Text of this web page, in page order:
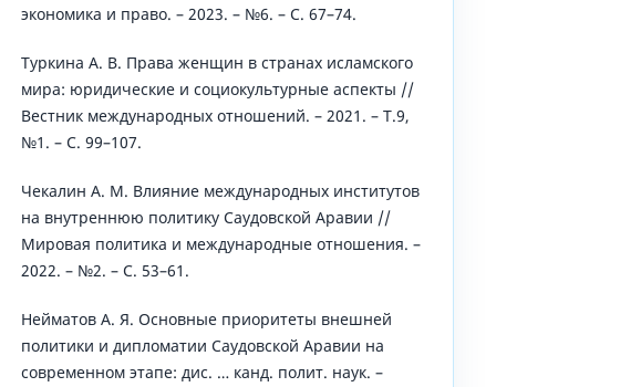
экономика и право. – 2023. – №6. – С. 67–74.
Туркина А. В. Права женщин в странах исламского
мира: юридические и социокультурные аспекты //
Вестник международных отношений. – 2021. – Т.9,
№1. – С. 99–107.
Чекалин А. М. Влияние международных институтов
на внутреннюю политику Саудовской Аравии //
Мировая политика и международные отношения. –
2022. – №2. – С. 53–61.
Нейматов А. Я. Основные приоритеты внешней
политики и дипломатии Саудовской Аравии на
современном этапе: дис. … канд. полит. наук. –